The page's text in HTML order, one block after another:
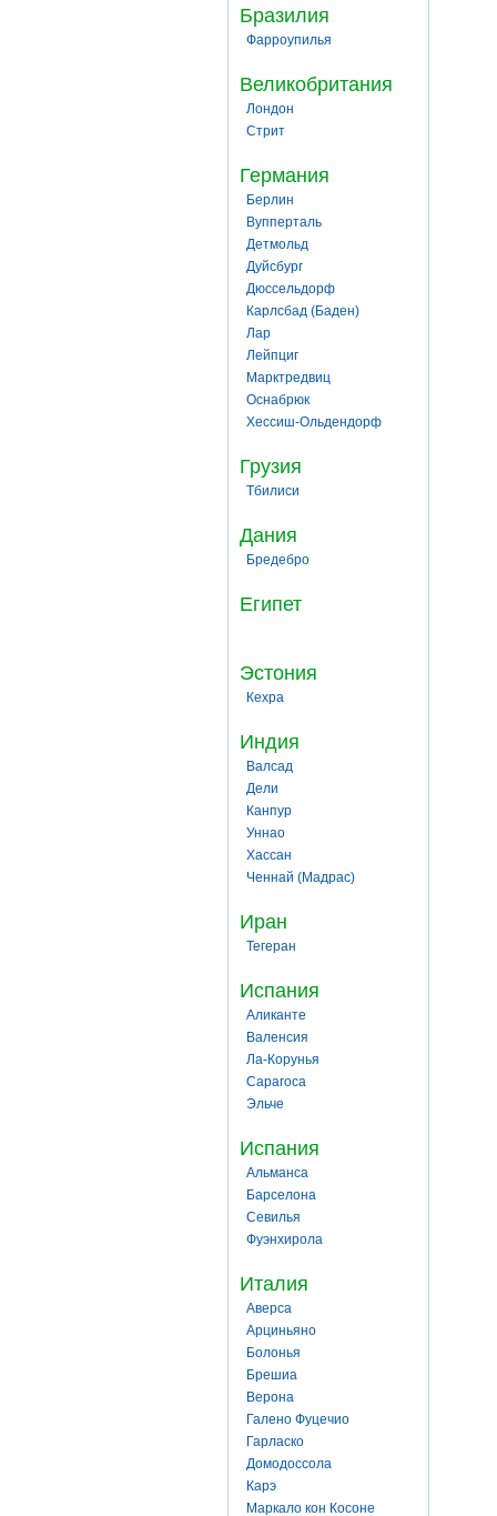
Бразилия
Фарроупилья
Великобритания
Лондон
Стрит
Германия
Берлин
Вупперталь
Детмольд
Дуйсбург
Дюссельдорф
Карлсбад (Баден)
Лар
Лейпциг
Марктредвиц
Оснабрюк
Хессиш-Ольдендорф
Грузия
Тбилиси
Дания
Бредебро
Египет
Эстония
Кехра
Индия
Валсад
Дели
Канпур
Уннао
Хассан
Ченнай (Мадрас)
Иран
Тегеран
Испания
Аликанте
Валенсия
Ла-Корунья
Сарагоса
Эльче
Испания
Альманса
Барселона
Севилья
Фуэнхирола
Италия
Аверса
Арциньяно
Болонья
Брешиа
Верона
Галено Фуцечио
Гарласко
Домодоссола
Карэ
Маркало кон Косоне